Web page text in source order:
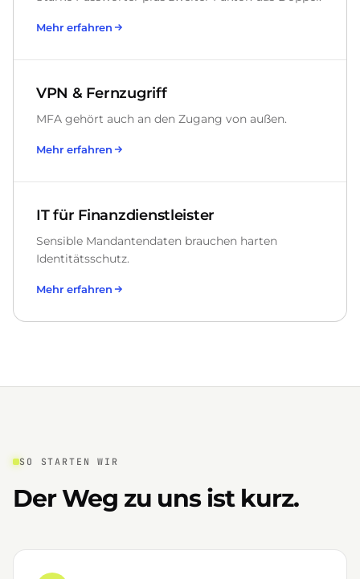
Mehr erfahren
VPN & Fernzugriff
MFA gehört auch an den Zugang von außen.
Mehr erfahren
IT für Finanzdienstleister
Sensible Mandantendaten brauchen harten
Identitätsschutz.
Mehr erfahren
SO STARTEN WIR
Der Weg zu uns ist kurz.